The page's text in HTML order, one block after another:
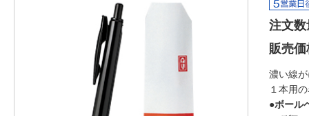
注文数
販売価
濃い線
１本用
●ボール